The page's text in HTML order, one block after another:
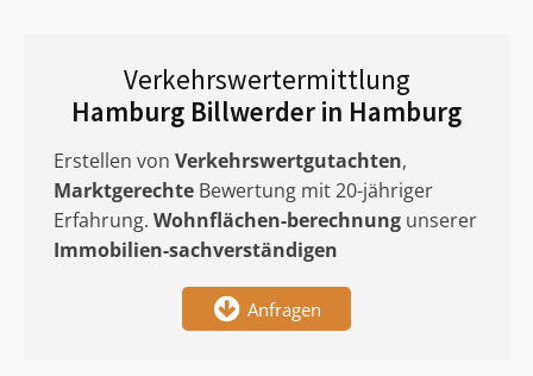
Verkehrswertermittlung
Hamburg Billwerder in Hamburg
Erstellen von Verkehrswertgutachten,
Marktgerechte Bewertung mit 20-jähriger
Erfahrung. Wohnflächen-berechnung unserer
Immobilien-sachverständigen
Anfragen